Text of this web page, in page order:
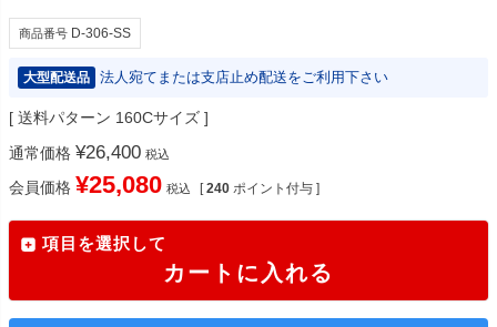
商品番号 D-306-SS
大型配送品 法人宛てまたは支店止め配送をご利用下さい
送料パターン 160Cサイズ
通常価格 ¥26,400 税込
会員価格 ¥25,080 税込 [ 240 ポイント付与 ]
項目を選択して
カートに入れる